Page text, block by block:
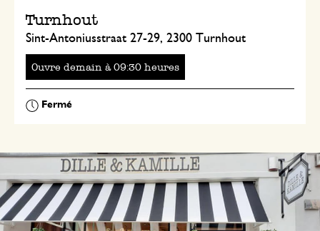
Ouvre à heures
Turnhout
Sint-Antoniusstraat 27-29, 2300 Turnhout